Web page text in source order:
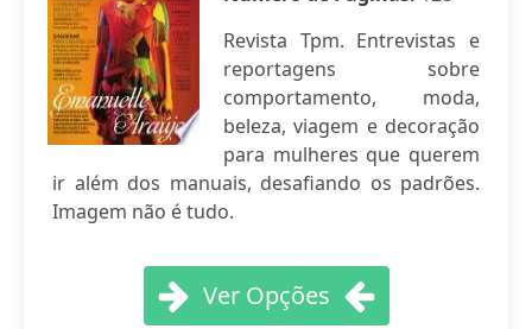
Revista Tpm. Entrevistas e
reportagens sobre
comportamento, moda,
beleza, viagem e decoração
para mulheres que querem
ir além dos manuais, desafiando os padrões.
Imagem não é tudo.
Ver Opções